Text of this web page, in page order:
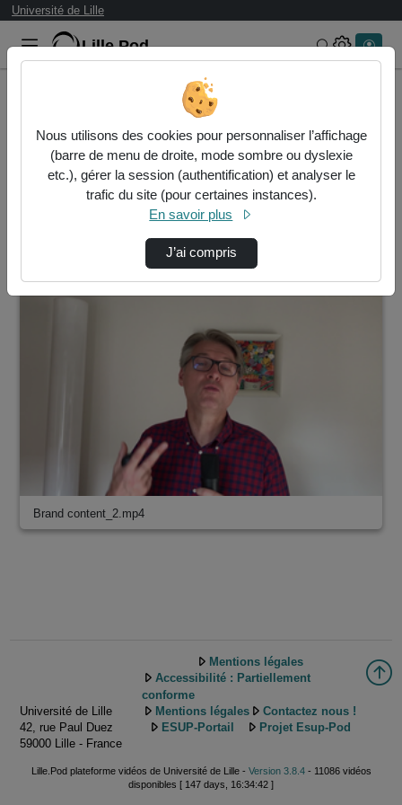
Université de Lille
Lille.Pod Rechercher
1 vidéo trouvée
Vidéo Statistiques de vues
Brand content_2.mp4
Université de Lille
42, rue Paul Duez
59000 Lille - France
Mentions légales
Accessibilité : Partiellement
conforme
Mentions légales
Contactez nous !
ESUP-Portail
Projet Esup-Pod
Lille.Pod plateforme vidéos de Université de Lille - Version 3.8.4- 11086 vidéos
disponibles [ 147 days, 16:34:42 ]
Nous utilisons des cookies pour personnaliser l’affichage
(barre de menu de droite, mode sombre ou dyslexie
etc.), gérer la session (authentification) et analyser le
trafic du site (pour certaines instances).
En savoir plus
J’ai compris